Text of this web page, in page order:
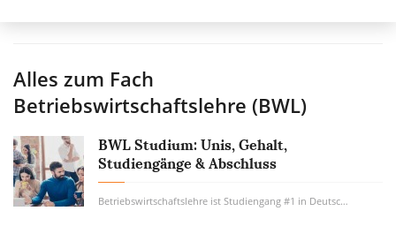
Alles zum Fach
Betriebswirtschaftslehre (BWL)
BWL Studium: Unis, Gehalt,
Studiengänge & Abschluss
Betriebswirtschaftslehre ist Studiengang #1 in Deutschland. Wie viel Geld verdient man...